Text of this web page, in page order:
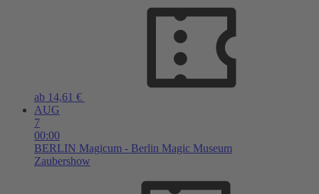
ab 14,61 €
AUG
7
00:00
BERLIN Magicum - Berlin Magic Museum
Zaubershow